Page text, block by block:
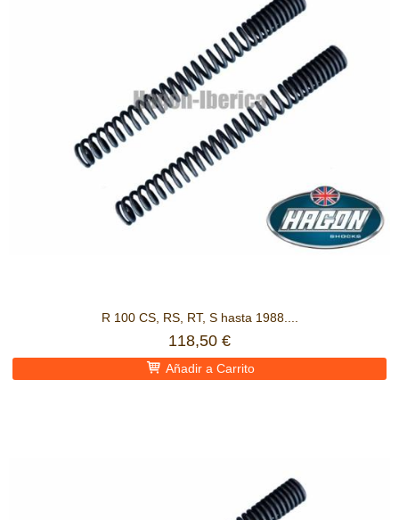
R 100 CS, RS, RT, S hasta 1988....
118,50 €
Añadir a Carrito